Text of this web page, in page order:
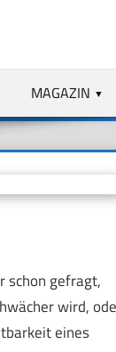
MAGAZIN
schon gefragt,
wird,
eines